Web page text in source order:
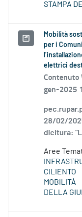
STAMPA
Mobilità
per i
elettrici
Contenuto
gen-2025
28/02/
dicitura:
Aree
CILIENTO
MOBILITÀ
DELLA